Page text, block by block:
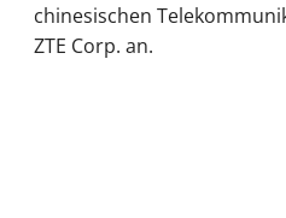
chinesischen
ZTE Corp. an.